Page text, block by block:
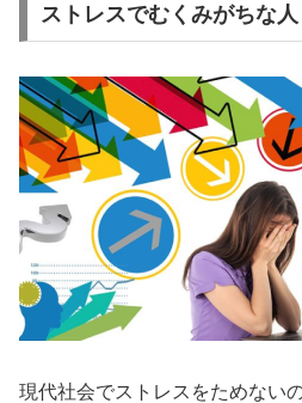
ストレスでむくみがちな人
現代社会でストレスをためない